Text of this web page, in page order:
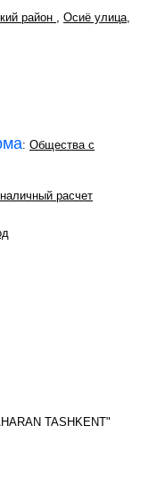
район , Осиё улица,
: Общества с
расчет
TASHKENT"